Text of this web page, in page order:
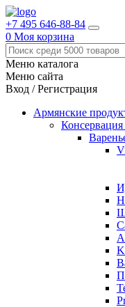
+7 495 646-88-84
0 Моя корзина
Меню каталога
Меню сайта
Вход / Регистрация
Армянские